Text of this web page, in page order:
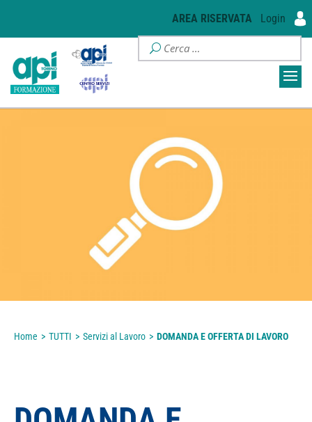
AREA RISERVATA Login
Home > TUTTI > Servizi al Lavoro > DOMANDA E OFFERTA DI LAVORO